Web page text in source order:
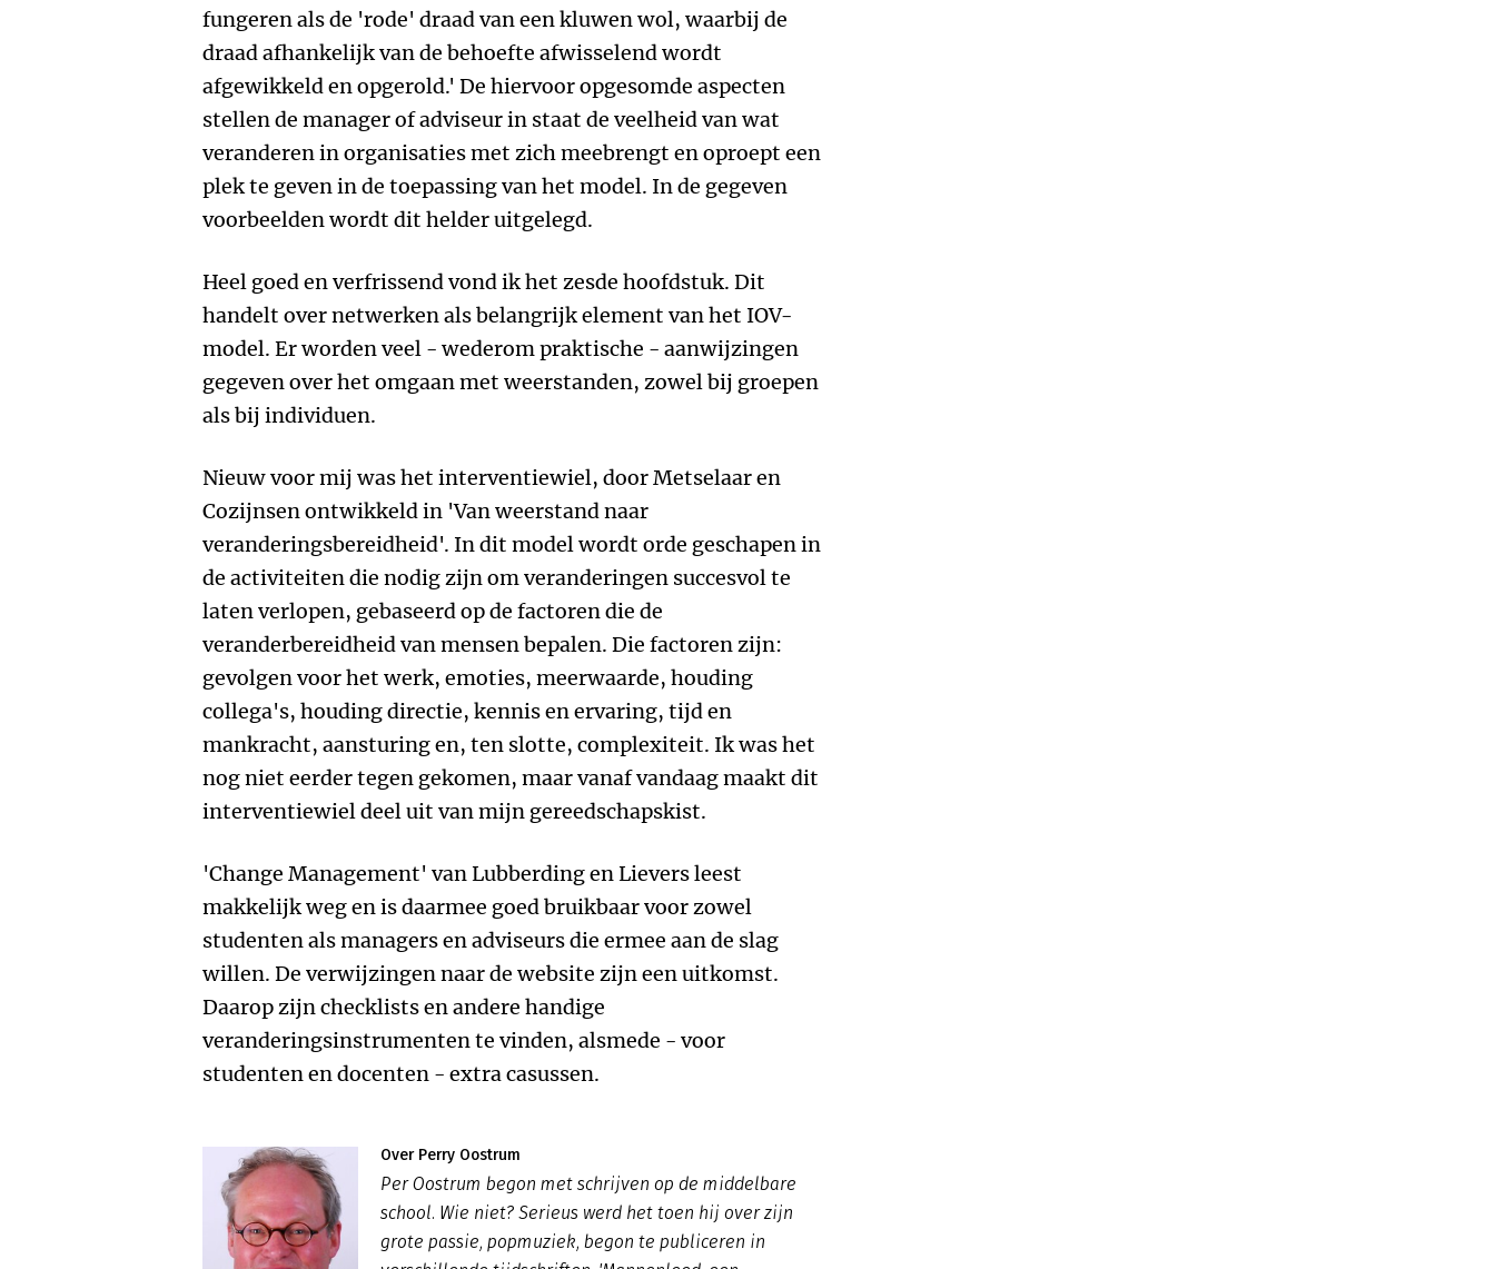
fungeren als de 'rode' draad van een kluwen wol, waarbij de
draad afhankelijk van de behoefte afwisselend wordt
afgewikkeld en opgerold.' De hiervoor opgesomde aspecten
stellen de manager of adviseur in staat de veelheid van wat
veranderen in organisaties met zich meebrengt en oproept een
plek te geven in de toepassing van het model. In de gegeven
voorbeelden wordt dit helder uitgelegd.
Heel goed en verfrissend vond ik het zesde hoofdstuk. Dit
handelt over netwerken als belangrijk element van het IOV-
model. Er worden veel - wederom praktische - aanwijzingen
gegeven over het omgaan met weerstanden, zowel bij groepen
als bij individuen.
Nieuw voor mij was het interventiewiel, door Metselaar en
Cozijnsen ontwikkeld in 'Van weerstand naar
veranderingsbereidheid'. In dit model wordt orde geschapen in
de activiteiten die nodig zijn om veranderingen succesvol te
laten verlopen, gebaseerd op de factoren die de
veranderbereidheid van mensen bepalen. Die factoren zijn:
gevolgen voor het werk, emoties, meerwaarde, houding
collega's, houding directie, kennis en ervaring, tijd en
mankracht, aansturing en, ten slotte, complexiteit. Ik was het
nog niet eerder tegen gekomen, maar vanaf vandaag maakt dit
interventiewiel deel uit van mijn gereedschapskist.
'Change Management' van Lubberding en Lievers leest
makkelijk weg en is daarmee goed bruikbaar voor zowel
studenten als managers en adviseurs die ermee aan de slag
willen. De verwijzingen naar de website zijn een uitkomst.
Daarop zijn checklists en andere handige
veranderingsinstrumenten te vinden, alsmede - voor
studenten en docenten - extra casussen.
Over Perry Oostrum
Per Oostrum begon met schrijven op de middelbare
school. Wie niet? Serieus werd het toen hij over zijn
grote passie, popmuziek, begon te publiceren in